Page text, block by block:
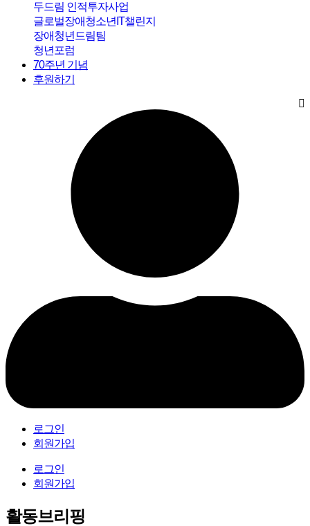
두드림 인적투자사업
글로벌장애청소년IT챌린지
장애청년드림팀
청년포럼
70주년 기념
후원하기
로그인
회원가입
로그인
회원가입
활동브리핑